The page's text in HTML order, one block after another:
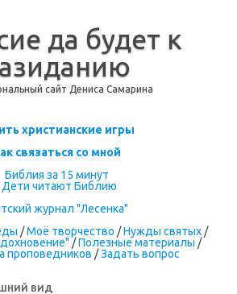
да будет к
сайт Дениса Самарина
к содержимому
христианские игры
связаться со мной
Библия за 15 минут
Дети читают Библию
журнал "Лесенка"
/Моё творчество /Нужды святых /
/Полезные материалы /
проповедников /Задать вопрос
ВИД